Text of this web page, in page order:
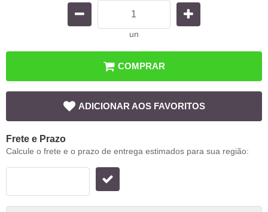
un
COMPRAR
ADICIONAR AOS FAVORITOS
Frete e Prazo
Calcule o frete e o prazo de entrega estimados para sua região: